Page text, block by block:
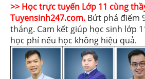
>> Học trực tuyến Lớp 11 cùng
Tuyensinh247.com. Bứt phá điểm
tháng. Cam kết giúp học sinh lớp
học phí nếu học không hiệu quả.